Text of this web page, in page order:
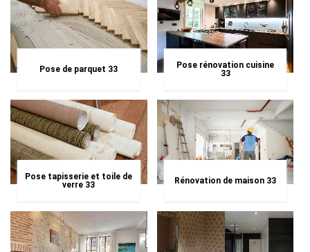
Pose de parquet 33
Pose rénovation cuisine
33
Pose tapisserie et toile de
verre 33
Rénovation de maison 33